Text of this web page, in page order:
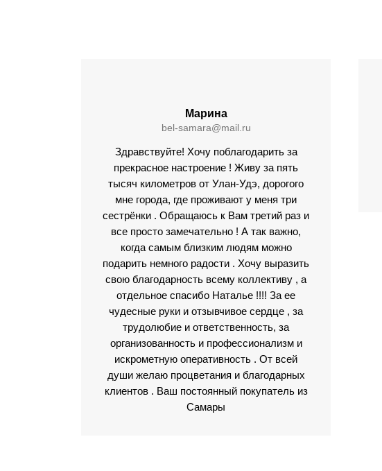
Марина
bel-samara@mail.ru
Здравствуйте! Хочу поблагодарить за
прекрасное настроение ! Живу за пять
тысяч километров от Улан-Удэ, дорогого
мне города, где проживают у меня три
сестрёнки . Обращаюсь к Вам третий раз и
все просто замечательно ! А так важно,
когда самым близким людям можно
подарить немного радости . Хочу выразить
свою благодарность всему коллективу , а
отдельное спасибо Наталье !!!! За ее
чудесные руки и отзывчивое сердце , за
трудолюбие и ответственность, за
организованность и профессионализм и
искрометную оперативность . От всей
души желаю процветания и благодарных
клиентов . Ваш постоянный покупатель из
Самары